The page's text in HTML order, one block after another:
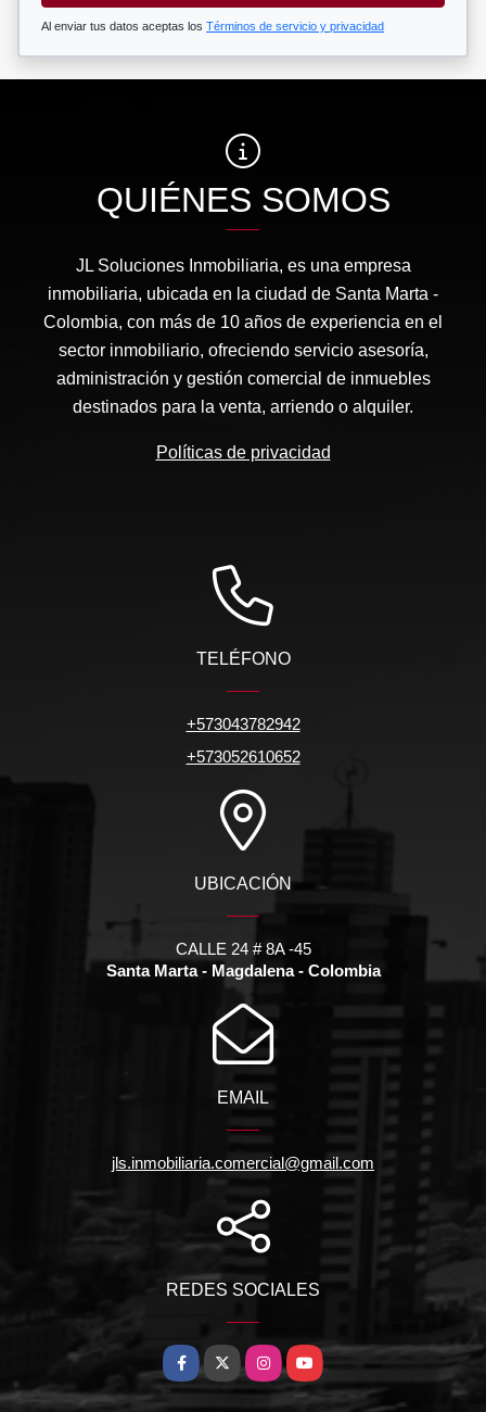
Al enviar tus datos aceptas los Términos de servicio y privacidad
QUIÉNES SOMOS
JL Soluciones Inmobiliaria, es una empresa
inmobiliaria, ubicada en la ciudad de Santa Marta -
Colombia, con más de 10 años de experiencia en el
sector inmobiliario, ofreciendo servicio asesoría,
administración y gestión comercial de inmuebles
destinados para la venta, arriendo o alquiler.
Políticas de privacidad
TELÉFONO
+573043782942
+573052610652
UBICACIÓN
CALLE 24 # 8A -45
Santa Marta - Magdalena - Colombia
EMAIL
jls.inmobiliaria.comercial@gmail.com
REDES SOCIALES
Facebook
X InstagramYouTube